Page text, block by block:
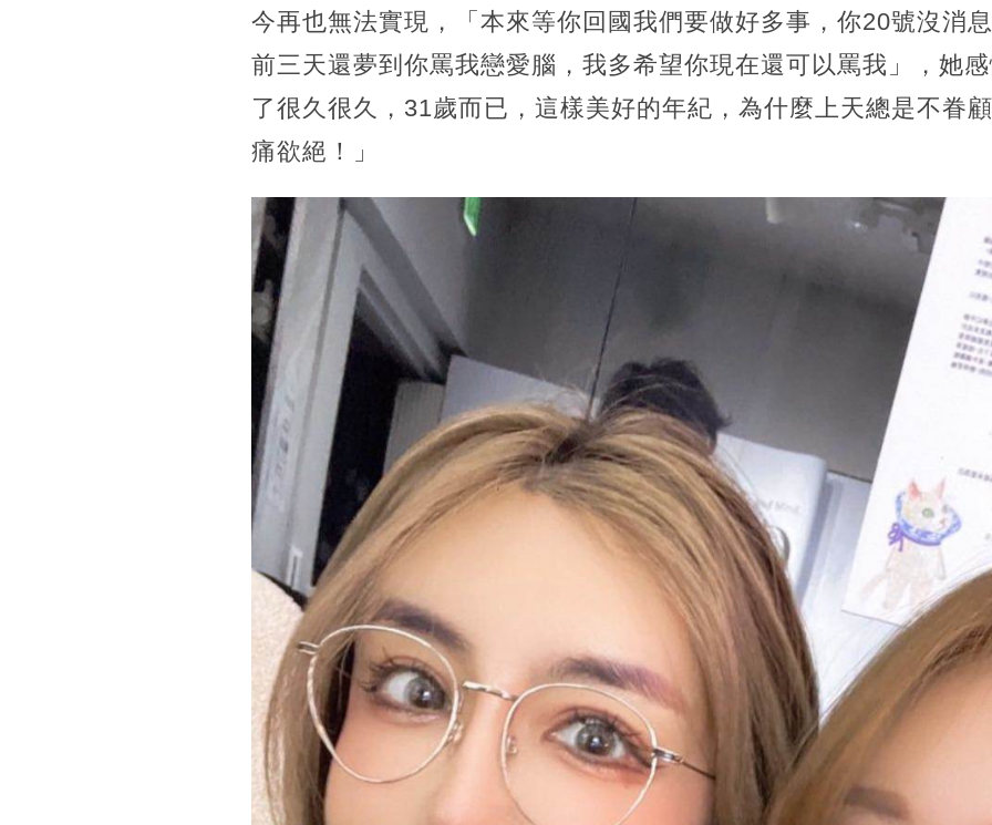
今再也無法實現，「本來等你回國我們要做好多事，你20號沒消
前三天還夢到你罵我戀愛腦，我多希望你現在還可以罵我」，她
了很久很久，31歲而已，這樣美好的年紀，為什麼上天總是不眷
痛欲絕！」